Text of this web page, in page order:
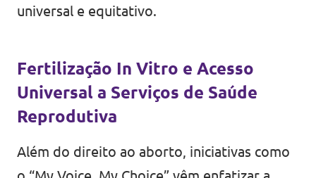
universal e equitativo.
Fertilização In Vitro e Acesso
Universal a Serviços de Saúde
Reprodutiva
Além do direito ao aborto, iniciativas como